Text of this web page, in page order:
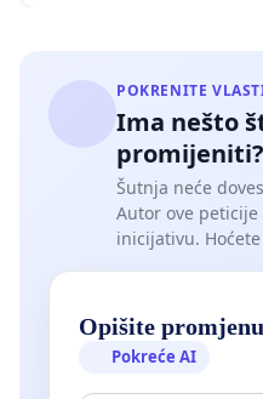
POKRENITE
Ima nešto
promijeniti?
Šutnja neće
Autor ove
inicijativu.
Opišite
Pokreće AI